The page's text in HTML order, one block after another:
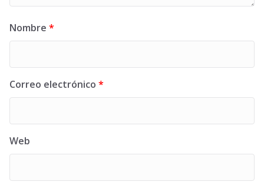
Nombre *
Correo electrónico *
Web